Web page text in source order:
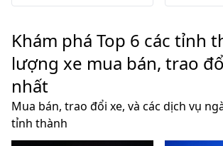
Khám phá Top 6 các tỉnh
lượng xe mua bán, trao
nhất
Mua bán, trao đổi xe, và các dịch vụ
tỉnh thành